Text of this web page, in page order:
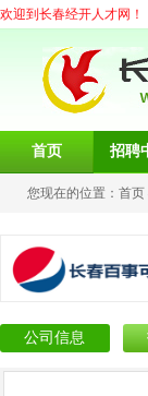
欢迎到长春经开人才网！
首页 招聘
您现在的位置： 首页
公司信息